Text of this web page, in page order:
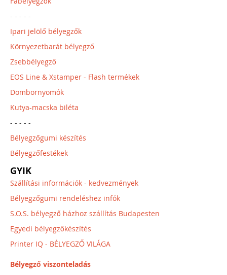
- - - - -
Ipari jelölő bélyegzők
Környezetbarát bélyegző
Zsebbélyegző
EOS Line & Xstamper - Flash termékek
Dombornyomók
Kutya-macska biléta
- - - - -
Bélyegzőgumi készítés
Bélyegzőfestékek
GYIK
Szállítási információk - kedvezmények
Bélyegzőgumi rendeléshez infók
S.O.S. bélyegző házhoz szállítás Budapesten
Egyedi bélyegzőkészítés
Printer IQ - BÉLYEGZŐ VILÁGA
Bélyegző viszonteladás